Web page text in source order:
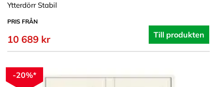
Ytterdörr Stabil
PRIS FRÅN
10 689 kr Till produkten
-20%*